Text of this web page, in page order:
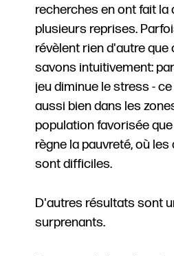
recherches en ont fait
plusieurs reprises.
révèlent rien d'autre que
savons intuitivement:
jeu diminue le stress -
aussi bien dans les
population favorisée
règne la pauvreté, où
sont difficiles.
D'autres résultats sont
surprenants.